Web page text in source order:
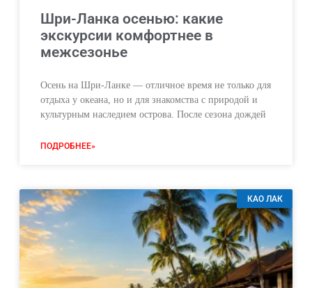
Шри-Ланка осенью: какие
экскурсии комфортнее в
межсезонье
Осень на Шри-Ланке — отличное время не только для
отдыха у океана, но и для знакомства с природой и
культурным наследием острова. После сезона дождей
ПОДРОБНЕЕ»
КАО ЛАК